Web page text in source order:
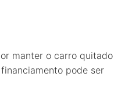
manter o carro quitado
pode ser